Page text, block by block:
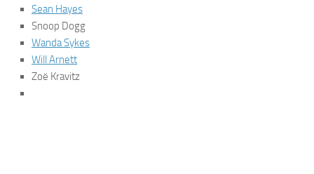
Sean Hayes
Snoop Dogg
Wanda Sykes
Will Arnett
Zoë Kravitz